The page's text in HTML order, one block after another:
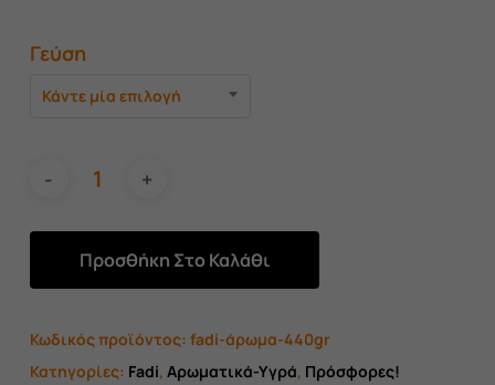
Γεύση
Κάντε μία επιλογή
Προσθήκη Στο Καλάθι
Κωδικός προϊόντος: fadi-άρωμα-440gr
Κατηγορίες: Fadi, Αρωματικά-Υγρά, Πρόσφορες!